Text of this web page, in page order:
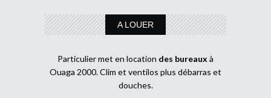
A LOUER
Particulier met en location des bureaux à
Ouaga 2000. Clim et ventilos plus débarras et
douches.